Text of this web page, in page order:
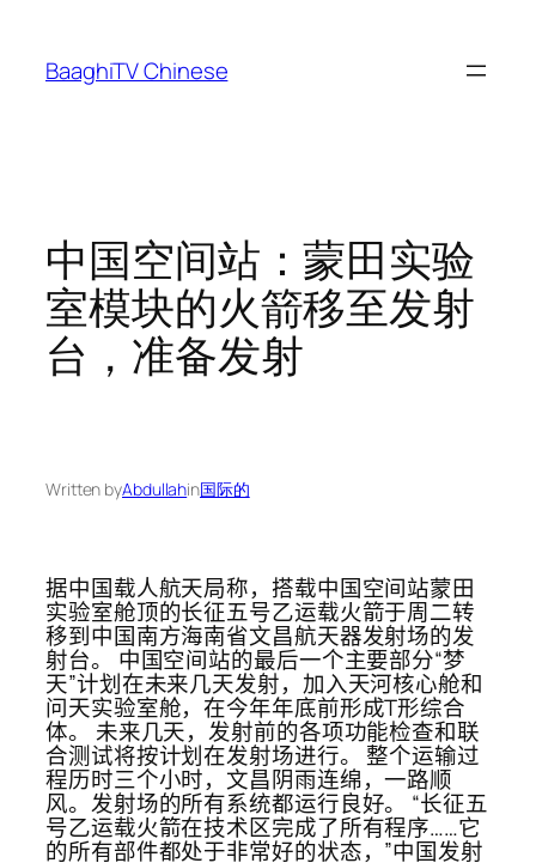
content
BaaghiTV Chinese
中国空间站：蒙田实验
室模块的火箭移至发射
台，准备发射
Written byAbdullahin国际的
据中国载人航天局称，搭载中国空间站蒙田
实验室舱顶的长征五号乙运载火箭于周二转
移到中国南方海南省文昌航天器发射场的发
射台。 中国空间站的最后一个主要部分“梦
天”计划在未来几天发射，加入天河核心舱和
问天实验室舱，在今年年底前形成T形综合
体。 未来几天，发射前的各项功能检查和联
合测试将按计划在发射场进行。 整个运输过
程历时三个小时，文昌阴雨连绵，一路顺
风。发射场的所有系统都运行良好。 “长征五
号乙运载火箭在技术区完成了所有程序……它
的所有部件都处于非常好的状态，”中国发射